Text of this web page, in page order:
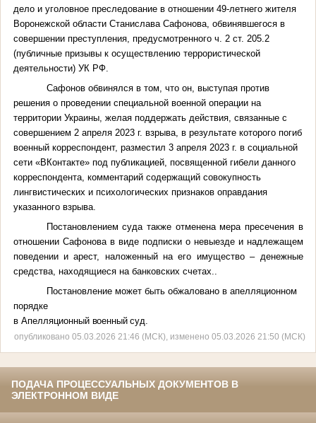
дело и уголовное преследование в отношении 49-летнего жителя
Воронежской области Станислава Сафонова, обвинявшегося в
совершении преступления, предусмотренного ч. 2 ст. 205.2
(публичные призывы к осуществлению террористической
деятельности) УК РФ.
Сафонов обвинялся в том, что он, выступая против
решения о проведенииспециальной военной операции на
территории Украины, желая поддержать действия, связанные с
совершением 2 апреля 2023 г. взрыва, в результате которого погиб
военный корреспондент, разместил 3 апреля 2023 г. в социальной
сети «ВКонтакте» под публикацией, посвященной гибели данного
корреспондента, комментарий содержащий совокупность
лингвистических и психологических признаков оправдания
указанного взрыва.
Постановлением суда также отмененамера пресечения в
отношении Сафонова в виде подписки о невыезде и надлежащем
поведении и арест, наложенный на его имущество – денежные
средства, находящиеся на банковских счетах..
Постановление может быть обжаловано в апелляционном
порядке
в Апелляционный военный суд.
опубликовано 05.03.2026 21:46 (МСК), изменено 05.03.2026 21:50 (МСК)
ПОДАЧА ПРОЦЕССУАЛЬНЫХ ДОКУМЕНТОВ В
ЭЛЕКТРОННОМ ВИДЕ